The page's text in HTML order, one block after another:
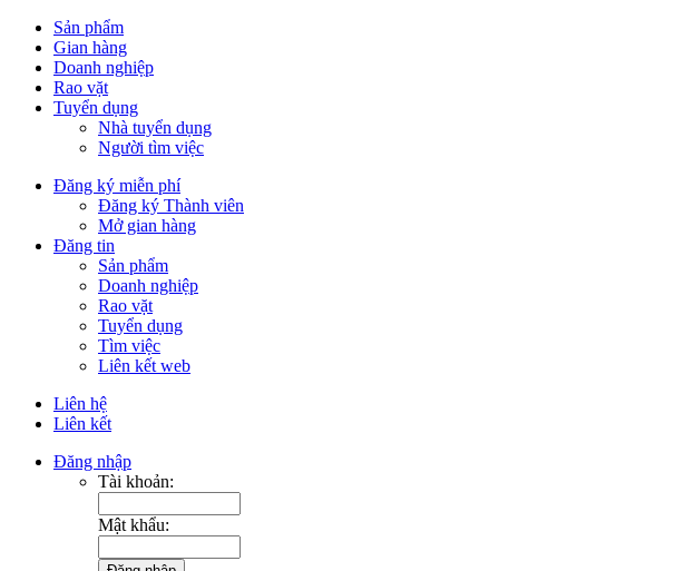
Sản phẩm
Gian hàng
Doanh nghiệp
Rao vặt
Tuyển dụng
Nhà tuyển dụng
Người tìm việc
Đăng ký miễn phí
Đăng ký Thành viên
Mở gian hàng
Đăng tin
Sản phẩm
Doanh nghiệp
Rao vặt
Tuyển dụng
Tìm việc
Liên kết web
Liên hệ
Liên kết
Đăng nhập
Tài khoản:
Mật khẩu: